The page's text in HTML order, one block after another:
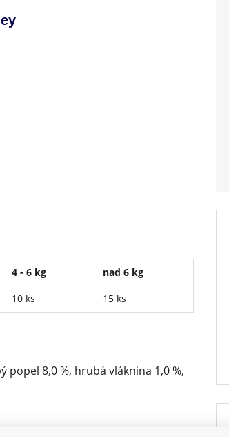
4 - 6 kg
nad 6 kg
10 ks 15 ks
popel 8,0 %, hrubá vláknina 1,0 %,